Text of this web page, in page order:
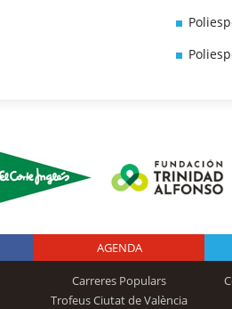
Logo Fundación
AGENDA
Carreres Populars
Trofeus Ciutat de València